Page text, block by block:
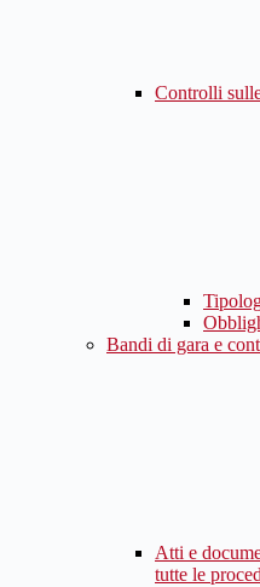
Controlli
Bandi di gara e
Atti e
tutte le